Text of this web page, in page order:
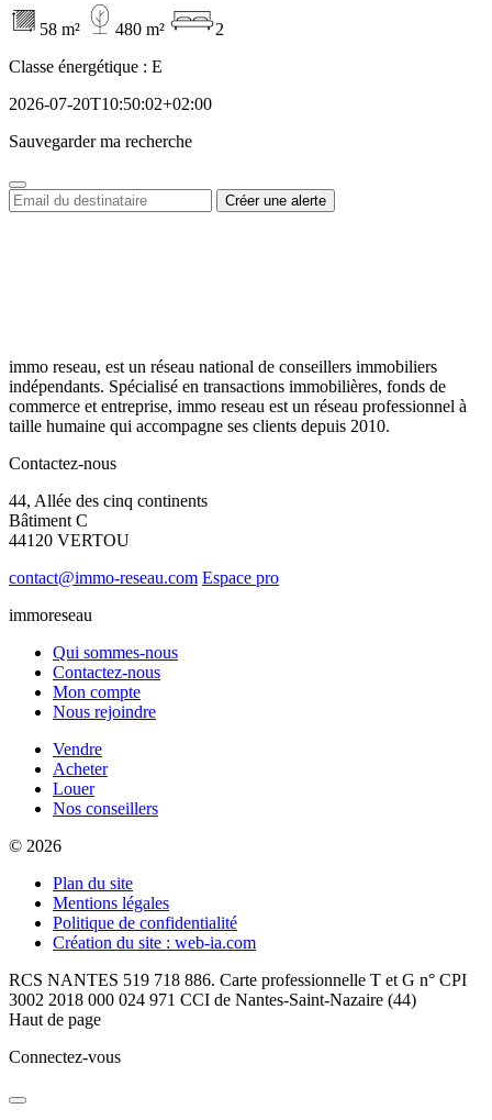
58 m² 480 m²
2
Classe énergétique : E
2026-07-20T10:50:02+02:00
Sauvegarder ma recherche
immo reseau, est un réseau national de conseillers immobiliers
indépendants. Spécialisé en transactions immobilières, fonds de
commerce et entreprise, immo reseau est un réseau professionnel à
taille humaine qui accompagne ses clients depuis 2010.
Contactez-nous
44, Allée des cinq continents
Bâtiment C
44120 VERTOU
contact@immo-reseau.com Espace pro
immoreseau
Qui sommes-nous
Contactez-nous
Mon compte
Nous rejoindre
Vendre
Acheter
Louer
Nos conseillers
© 2026
Plan du site
Mentions légales
Politique de confidentialité
Création du site : web-ia.com
RCS NANTES 519 718 886. Carte professionnelle T et G n° CPI
3002 2018 000 024 971 CCI de Nantes-Saint-Nazaire (44)
Haut de page
Connectez-vous